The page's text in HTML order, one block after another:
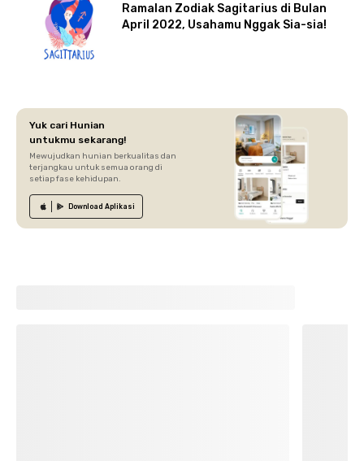
Ramalan Zodiak Sagitarius di Bulan
April 2022, Usahamu Nggak Sia-sia!
Yuk cari Hunian
untukmu sekarang!
Mewujudkan hunian berkualitas dan
terjangkau untuk semua orang di
setiap fase kehidupan.
Download Aplikasi